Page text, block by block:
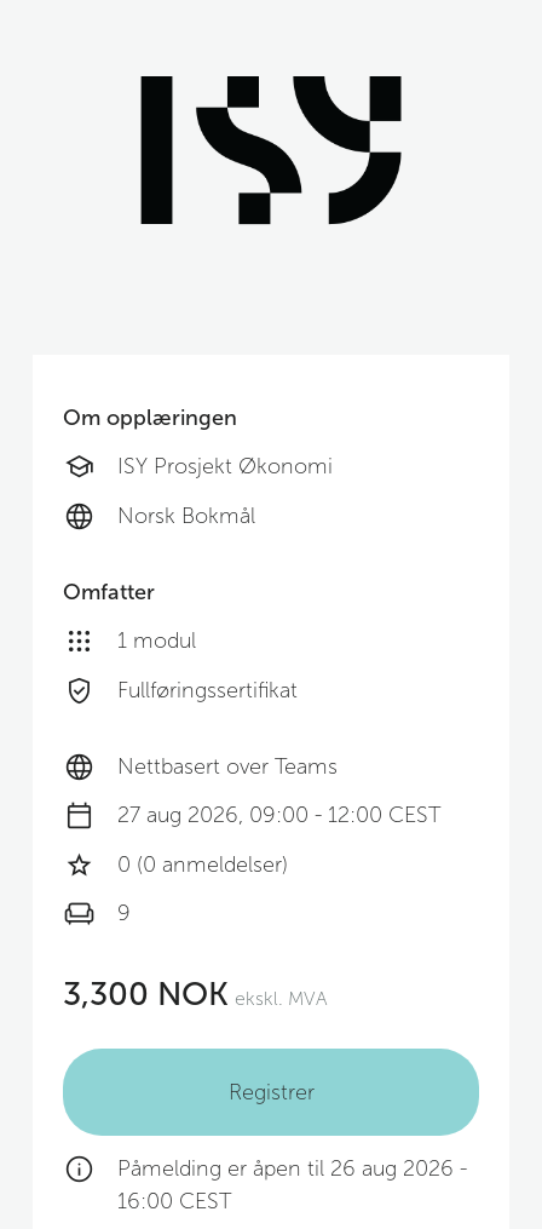
Om opplæringen
ISY Prosjekt Økonomi
Norsk Bokmål
Omfatter
1 modul
Fullføringssertifikat
Nettbasert over Teams
27 aug 2026, 09:00 - 12:00 CEST
0 (0 anmeldelser)
9
3,300 NOK ekskl. MVA
Registrer
Påmelding er åpen til 26 aug 2026 -
16:00 CEST